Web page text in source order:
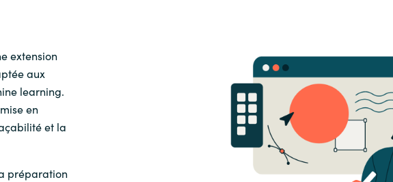
extension
aux
learning.
en
et la
préparation